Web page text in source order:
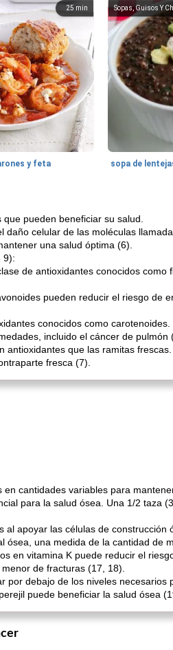
25 min
y feta
Sopas, Guisos Y
sopa de
pueden beneficiar su salud.
celular de las moléculas
una salud óptima (6).
9):
de antioxidantes conocidos
pueden reducir el riesgo de
conocidos como
incluido el cáncer de pulmón
antioxidantes que las ramitas
fresca (7).
cantidades variables para
para la salud ósea. Una 1/2 taza
apoyar las células de
una medida de la cantidad de
en vitamina K puede reducir el
de fracturas (17, 18).
por debajo de los niveles
puede beneficiar la salud ósea